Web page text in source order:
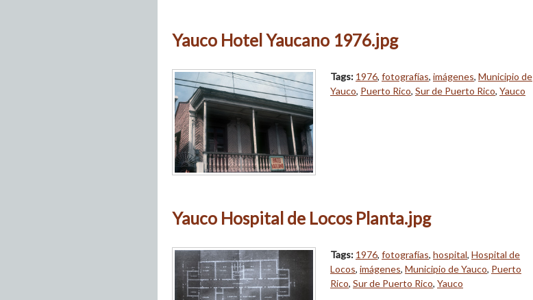
Yauco Hotel Yaucano 1976.jpg
Tags: 1976, fotografías, imágenes, Municipio de
Yauco, Puerto Rico, Sur de Puerto Rico, Yauco
Yauco Hospital de Locos Planta.jpg
Tags: 1976, fotografías, hospital, Hospital de
Locos, imágenes, Municipio de Yauco, Puerto
Rico, Sur de Puerto Rico, Yauco